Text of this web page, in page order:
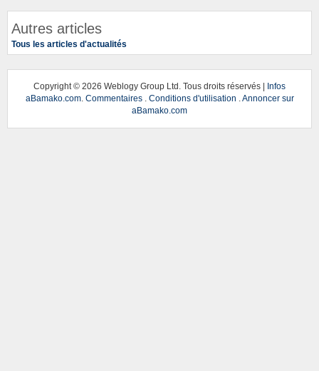
Autres articles
Tous les articles d'actualités
Copyright © 2026 Weblogy Group Ltd. Tous droits réservés | Infos
aBamako.com. Commentaires. Conditions d'utilisation
Annoncer sur
aBamako.com